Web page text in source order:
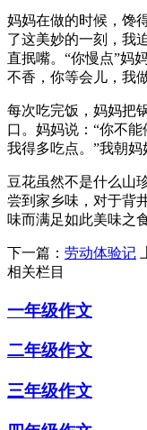
妈妈在做的时候，馋
了这美妙的一刻，我
直抿嘴。“你慢点”妈
不香，你等会儿，我
每次吃完饭，妈妈把
口。妈妈说：“你不能
我得多吃点。”我朝妈
豆花虽然不是什么山
尝到家乡味，对于背
味而满足如此美味之
下一篇： 劳动体验记
相关栏目
一年级作文
二年级作文
三年级作文